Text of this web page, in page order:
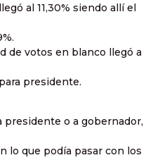
al 11,30% siendo allí el
de votos en blanco llegó a
presidente.
presidente o a gobernador,
lo que podía pasar con los